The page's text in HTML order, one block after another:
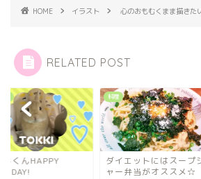
HOME イラスト 心のおもむくまま描きた
RELATED POST
キくんHAPPY
料理
ダイエットにはスープ
ャー弁当がオススメ☆